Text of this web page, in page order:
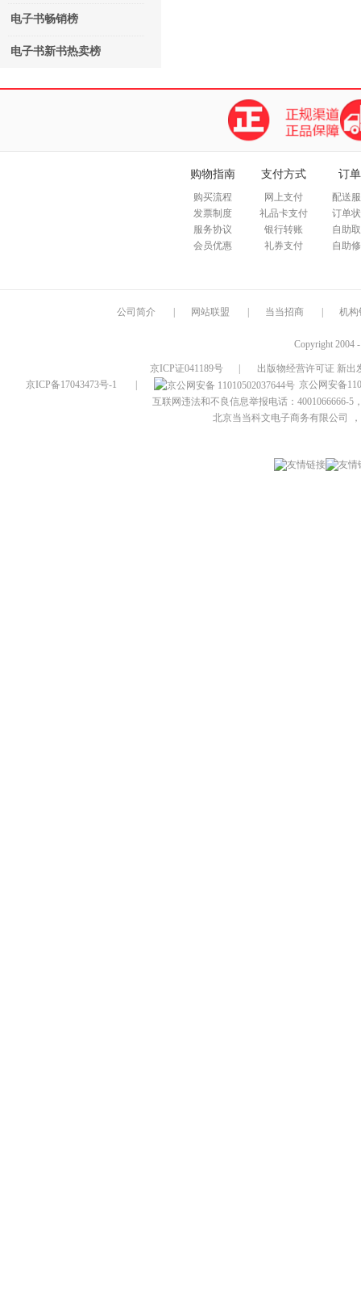
电子书畅销榜
电子书新书热卖榜
购物指南
购买流程
发票制度
服务协议
会员优惠
支付方式
网上支付
礼品卡支付
银行转账
礼券支付
订
配送
订单
自助
自助
公司简介 网站联盟 当当招商 机构
Copyright 2004
京ICP证041189号
出版物经营许可证 新出
京ICP备17043473号-1
京公网安备
互联网违法和不良信息举报电话：4001066666-5
北京当当科文电子商务有限公司